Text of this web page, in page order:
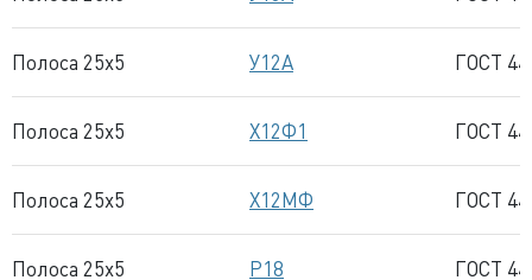
Полоса 25x5 У12А ГОСТ
Полоса 25x5 Х12Ф1 ГОСТ
Полоса 25x5 Х12МФ ГОСТ
Полоса 25x5 Р18 ГОСТ